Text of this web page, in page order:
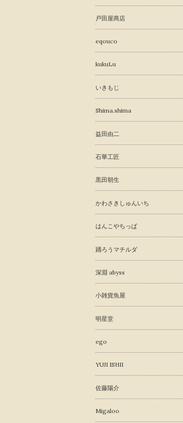
戸田屋商店
eqouco
kukuLu
いきもじ
Shima.shima
益田由二
石華工匠
黒田朝生
かわさきしゅんいち
はんこやちっぱ
踊ろうマチルダ
深淵 abyss
小雑貨魚屋
明星堂
ego
YUJI ISHII
佐藤陽介
Migaloo